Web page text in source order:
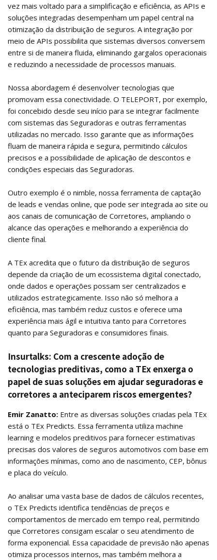
vez mais voltado para a simplificação e eficiência, as APIs e
soluções integradas desempenham um papel central na
otimização da distribuição de seguros. A integração por
meio de APIs possibilita que sistemas diversos conversem
entre si de maneira fluida, eliminando gargalos operacionais
e reduzindo a necessidade de processos manuais.
Nossa abordagem é desenvolver tecnologias que
promovam essa conectividade. O TELEPORT, por exemplo,
foi concebido desde seu início para se integrar facilmente
com sistemas das Seguradoras e outras ferramentas
utilizadas no mercado. Isso garante que as informações
fluam de maneira rápida e segura, permitindo cálculos
precisos e a possibilidade de aplicação de descontos e
condições especiais das Seguradoras.
Outro exemplo é o nimble, nossa ferramenta de captação
de leads e vendas online, que pode ser integrada ao site ou
aos canais de comunicação de Corretores, ampliando o
alcance das operações e melhorando a experiência do
cliente final.
A TEx acredita que o futuro da distribuição de seguros
depende da criação de um ecossistema digital conectado,
onde dados e operações possam ser centralizados e
utilizados estrategicamente. Isso não só melhora a
eficiência, mas também reduz custos e oferece uma
experiência mais ágil e intuitiva tanto para Corretores
quanto para Seguradoras e consumidores finais.
Insurtalks: Com a crescente adoção de
tecnologias preditivas, como a TEx enxerga o
papel de suas soluções em ajudar seguradoras e
corretores a anteciparem riscos emergentes?
Emir Zanatto: Entre as diversas soluções criadas pela TEx
está o TEx Predicts. Essa ferramenta utiliza machine
learning e modelos preditivos para fornecer estimativas
precisas dos valores de seguros automotivos com base em
informações mínimas, como ano de nascimento, CEP, bônus
e placa do veículo.
Ao analisar uma vasta base de dados de cálculos recentes,
o TEx Predicts identifica tendências de preços e
comportamentos de mercado em tempo real, permitindo
que Corretores consigam escalar o seu atendimento de
forma exponencial. Essa capacidade de previsão não apenas
otimiza processos internos, mas também melhora a